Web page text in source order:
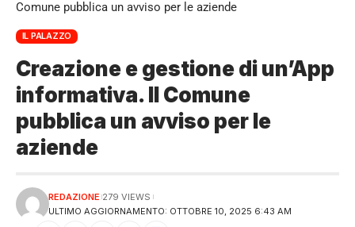
Comune pubblica un avviso per le aziende
IL PALAZZO
Creazione e gestione di un’App
informativa. Il Comune
pubblica un avviso per le
aziende
ULTIMO AGGIORNAMENTO: OTTOBRE 10, 2025 6:43 AM
REDAZIONE 279 VIEWS